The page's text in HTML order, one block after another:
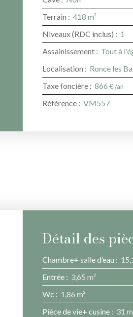
Terrain : 418 m²
Niveaux (RDC inclus) : 1
Assainissement : Tout à
Localisation : Ronce les
Taxe foncière : 866 € /an
Référence : VM557
Détail des
Chambre+ salle d’eau :
Entrée : 3,65 m²
Wc : 1,86 m²
Pièce de vie+ cusine : 31